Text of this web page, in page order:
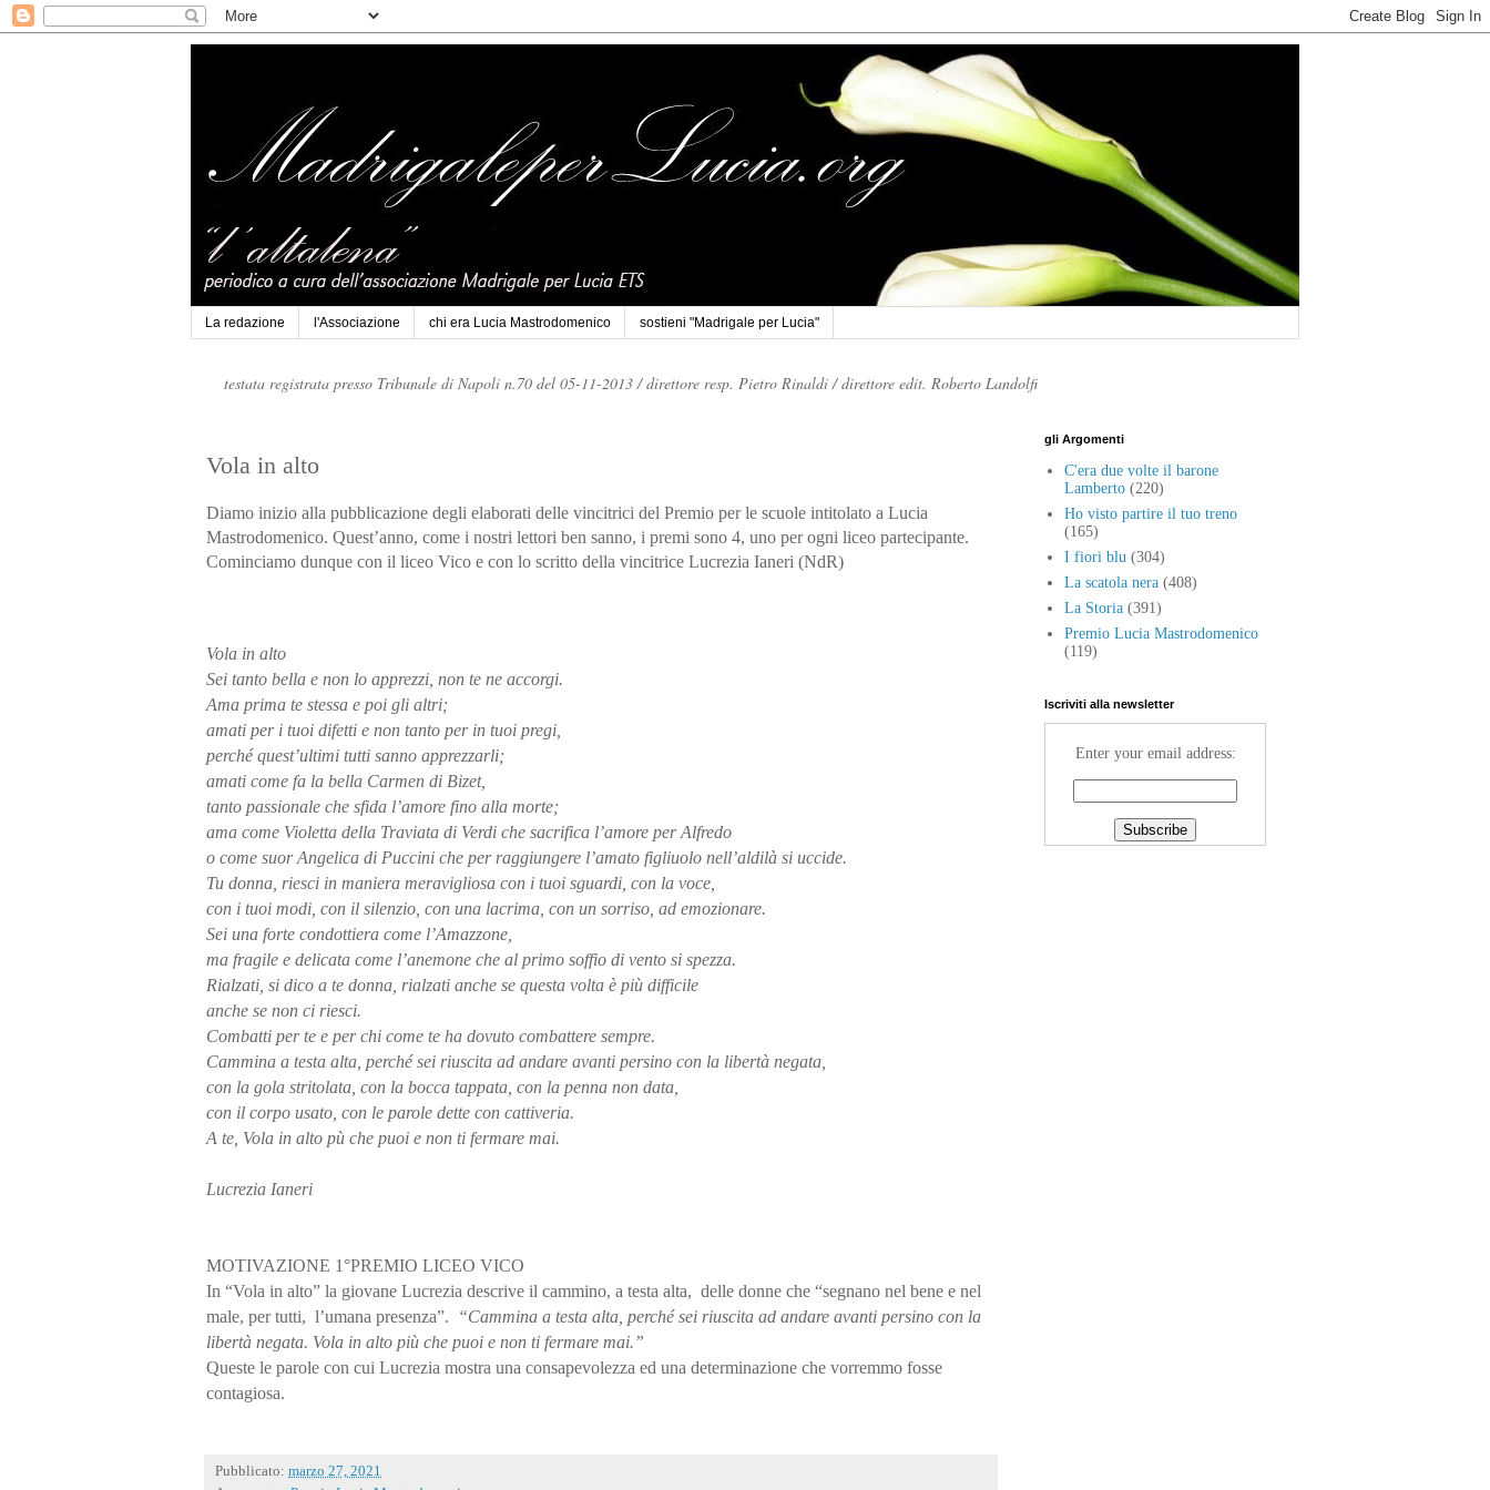
La redazione l'Associazione chi era Lucia Mastrodomenico sostieni "Madrigale per Lucia"
testata registrata presso Tribunale di Napoli n.70 del 05-11-2013 /direttore resp. Pietro Rinaldi /direttore edit. Roberto Landolfi
Vola in alto
Diamo inizio alla pubblicazione degli elaborati delle vincitrici del Premio per le scuole intitolato a Lucia
Mastrodomenico. Quest’anno, come i nostri lettori ben sanno, i premi sono 4, uno per ogni liceo partecipante.
Cominciamo dunque con il liceo Vico e con lo scritto della vincitrice Lucrezia Ianeri (NdR)
Vola in alto
Sei tanto bella e non lo apprezzi, non te ne accorgi.
Ama prima te stessa e poi gli altri;
amati per i tuoi difetti e non tanto per in tuoi pregi,
perché quest’ultimi tutti sanno apprezzarli;
amati come fa la bella Carmen di Bizet,
tanto passionale che sfida l’amore fino alla morte;
ama come Violetta della Traviata di Verdi che sacrifica l’amore per Alfredo
o come suor Angelica di Puccini che per raggiungere l’amato figliuolo nell’aldilà si uccide.
Tu donna, riesci in maniera meravigliosa con i tuoi sguardi, con la voce,
con i tuoi modi, con il silenzio, con una lacrima, con un sorriso, ad emozionare.
Sei una forte condottiera come l’Amazzone,
ma fragile e delicata come l’anemone che al primo soffio di vento si spezza.
Rialzati, si dico a te donna, rialzati anche se questa volta è più difficile
anche se non ci riesci.
Combatti per te e per chi come te ha dovuto combattere sempre.
Cammina a testa alta, perché sei riuscita ad andare avanti persino con la libertà negata,
con la gola stritolata, con la bocca tappata, con la penna non data,
con il corpo usato, con le parole dette con cattiveria.
A te, Vola in alto pù che puoi e non ti fermare mai.
Lucrezia Ianeri
MOTIVAZIONE 1°PREMIO LICEO VICO
In “Vola in alto” la giovane Lucrezia descrive il cammino, a testa alta, delle donne che “segnano nel bene e nel
male, per tutti, l’umana presenza”.
“Cammina a testa alta, perché sei riuscita ad andare avanti persino con la
libertà negata. Vola in alto più che puoi e non ti fermare mai.”
Queste le parole con cui Lucrezia mostra una consapevolezza ed una determinazione che vorremmo fosse
contagiosa.
Pubblicato: marzo 27, 2021
gli Argomenti
C'era due volte il barone
Lamberto (220)
Ho visto partire il tuo treno
(165)
I fiori blu (304)
La scatola nera (408)
La Storia (391)
Premio Lucia Mastrodomenico
(119)
Iscriviti alla newsletter
Enter your email address: